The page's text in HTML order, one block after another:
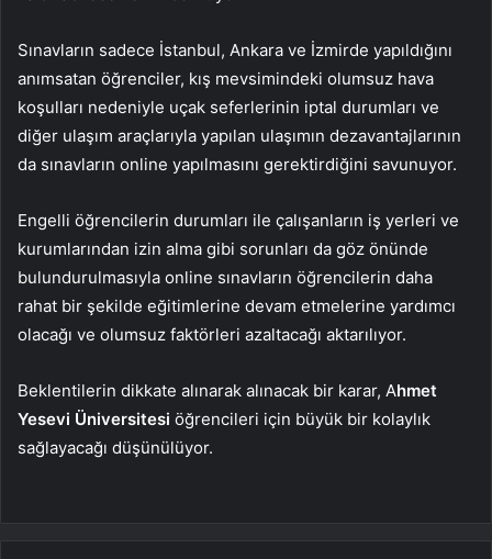
Sınavların sadece İstanbul, Ankara ve İzmirde yapıldığını
anımsatan öğrenciler, kış mevsimindeki olumsuz hava
koşulları nedeniyle uçak seferlerinin iptal durumları ve
diğer ulaşım araçlarıyla yapılan ulaşımın dezavantajlarının
da sınavların online yapılmasını gerektirdiğini savunuyor.
Engelli öğrencilerin durumları ile çalışanların iş yerleri ve
kurumlarından izin alma gibi sorunları da göz önünde
bulundurulmasıyla online sınavların öğrencilerin daha
rahat bir şekilde eğitimlerine devam etmelerine yardımcı
olacağı ve olumsuz faktörleri azaltacağı aktarılıyor.
Beklentilerin dikkate alınarak alınacak bir karar, Ahmet
Yesevi Üniversitesi öğrencileri için büyük bir kolaylık
sağlayacağı düşünülüyor.